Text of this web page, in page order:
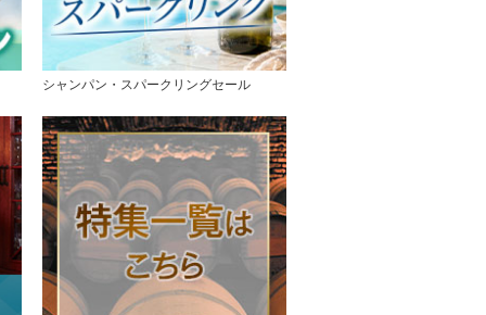
シャンパン・スパークリングセール